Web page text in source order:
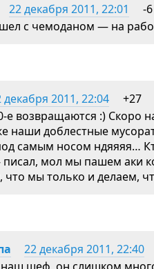
22 декабря 2011, 22:01
-6
с чемоданом — на
декабря 2011, 22:04
+27
е возвращаются :) Скоро
наши доблестные
самым носом ндяяяя…
мол мы пашем аки
что мы только и делаем,
22 декабря 2011, 22:40